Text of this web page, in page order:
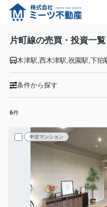
片町線の売買・投資一覧
条件から探す
6件
中古マンション